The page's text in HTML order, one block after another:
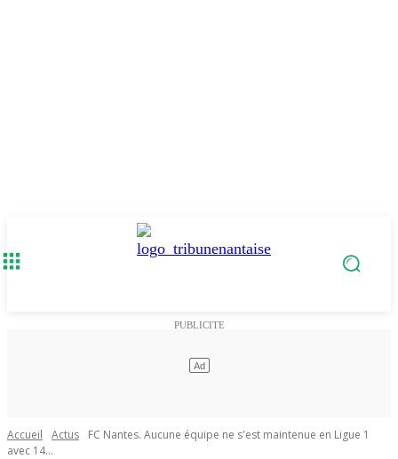
Accueil Actus
FC Nantes. Aucune équipe ne s'est maintenue en Ligue 1
avec 14...